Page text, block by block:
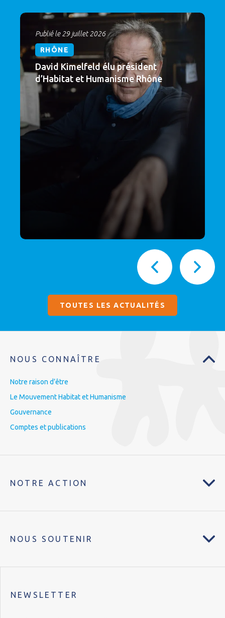
Publié le 29 juillet 2026
RHÔNE
David Kimelfeld élu président
d’Habitat et Humanisme Rhône
TOUTES LES ACTUALITÉS
NOUS CONNAÎTRE
Notre raison d’être
Le Mouvement Habitat et Humanisme
Gouvernance
Comptes et publications
NOTRE ACTION
NOUS SOUTENIR
NEWSLETTER